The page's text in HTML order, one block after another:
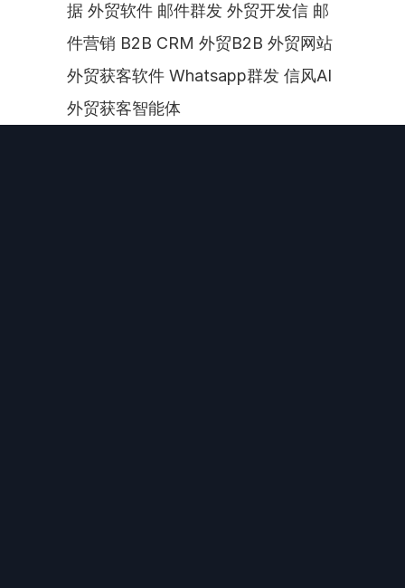
据 外贸软件 邮件群发 外贸开发信 邮
件营销 B2B CRM 外贸B2B 外贸网站
外贸获客软件 Whatsapp群发 信风AI
外贸获客智能体